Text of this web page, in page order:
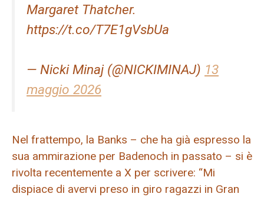
Margaret Thatcher.
https://t.co/T7E1gVsbUa
— Nicki Minaj (@NICKIMINAJ) 13
maggio 2026
Nel frattempo, la Banks – che ha già espresso la
sua ammirazione per Badenoch in passato – si è
rivolta recentemente a X per scrivere: “Mi
dispiace di avervi preso in giro ragazzi in Gran